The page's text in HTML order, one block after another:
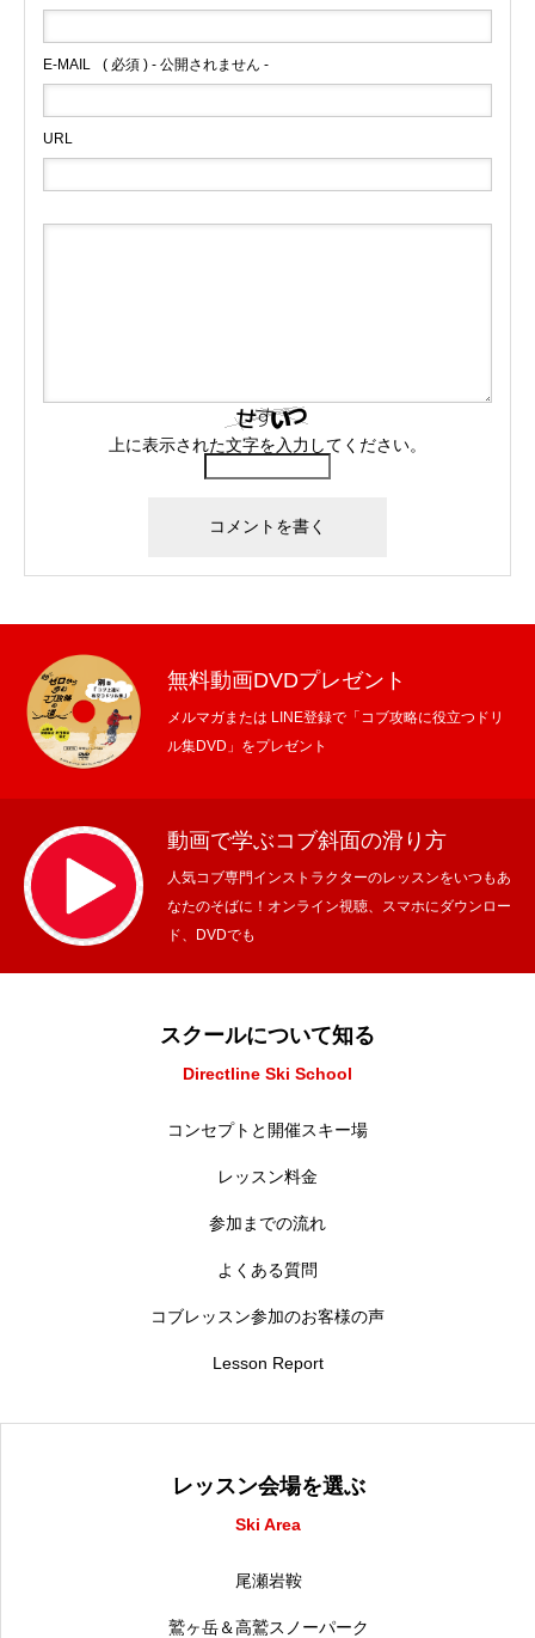
E-MAIL ( 必須 ) - 公開されません -
URL
上に表示された文字を入力してください。
無料動画DVDプレゼント
メルマガまたは LINE登録で「コブ攻略に役立つドリ
ル集DVD」をプレゼント
動画で学ぶコブ斜面の滑り方
人気コブ専門インストラクターのレッスンをいつもあ
なたのそばに！オンライン視聴、スマホにダウンロー
ド、DVDでも
スクールについて知る
Directline Ski School
コンセプトと開催スキー場
レッスン料金
参加までの流れ
よくある質問
コブレッスン参加のお客様の声
Lesson Report
レッスン会場を選ぶ
Ski Area
尾瀬岩鞍
鷲ヶ岳＆高鷲スノーパーク